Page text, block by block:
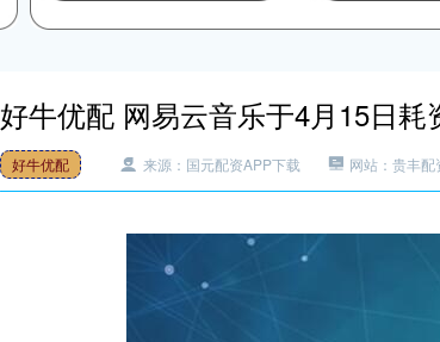
好牛优配 网易云音乐于4月15日
好牛优配 来源：国元配资APP下载 网站：贵丰配